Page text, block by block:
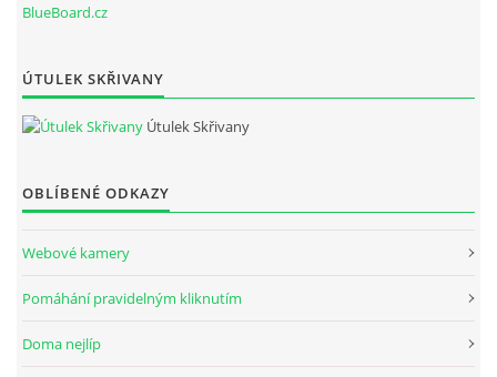
BlueBoard.cz
ÚTULEK SKŘIVANY
Útulek Skřivany
OBLÍBENÉ ODKAZY
Webové kamery
Pomáhání pravidelným kliknutím
Doma nejlíp